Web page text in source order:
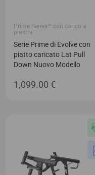
Prime Series™ con carico a
piastra
Serie Prime di Evolve con
piatto caricato Lat Pull
Down Nuovo Modello
1,099.00 €